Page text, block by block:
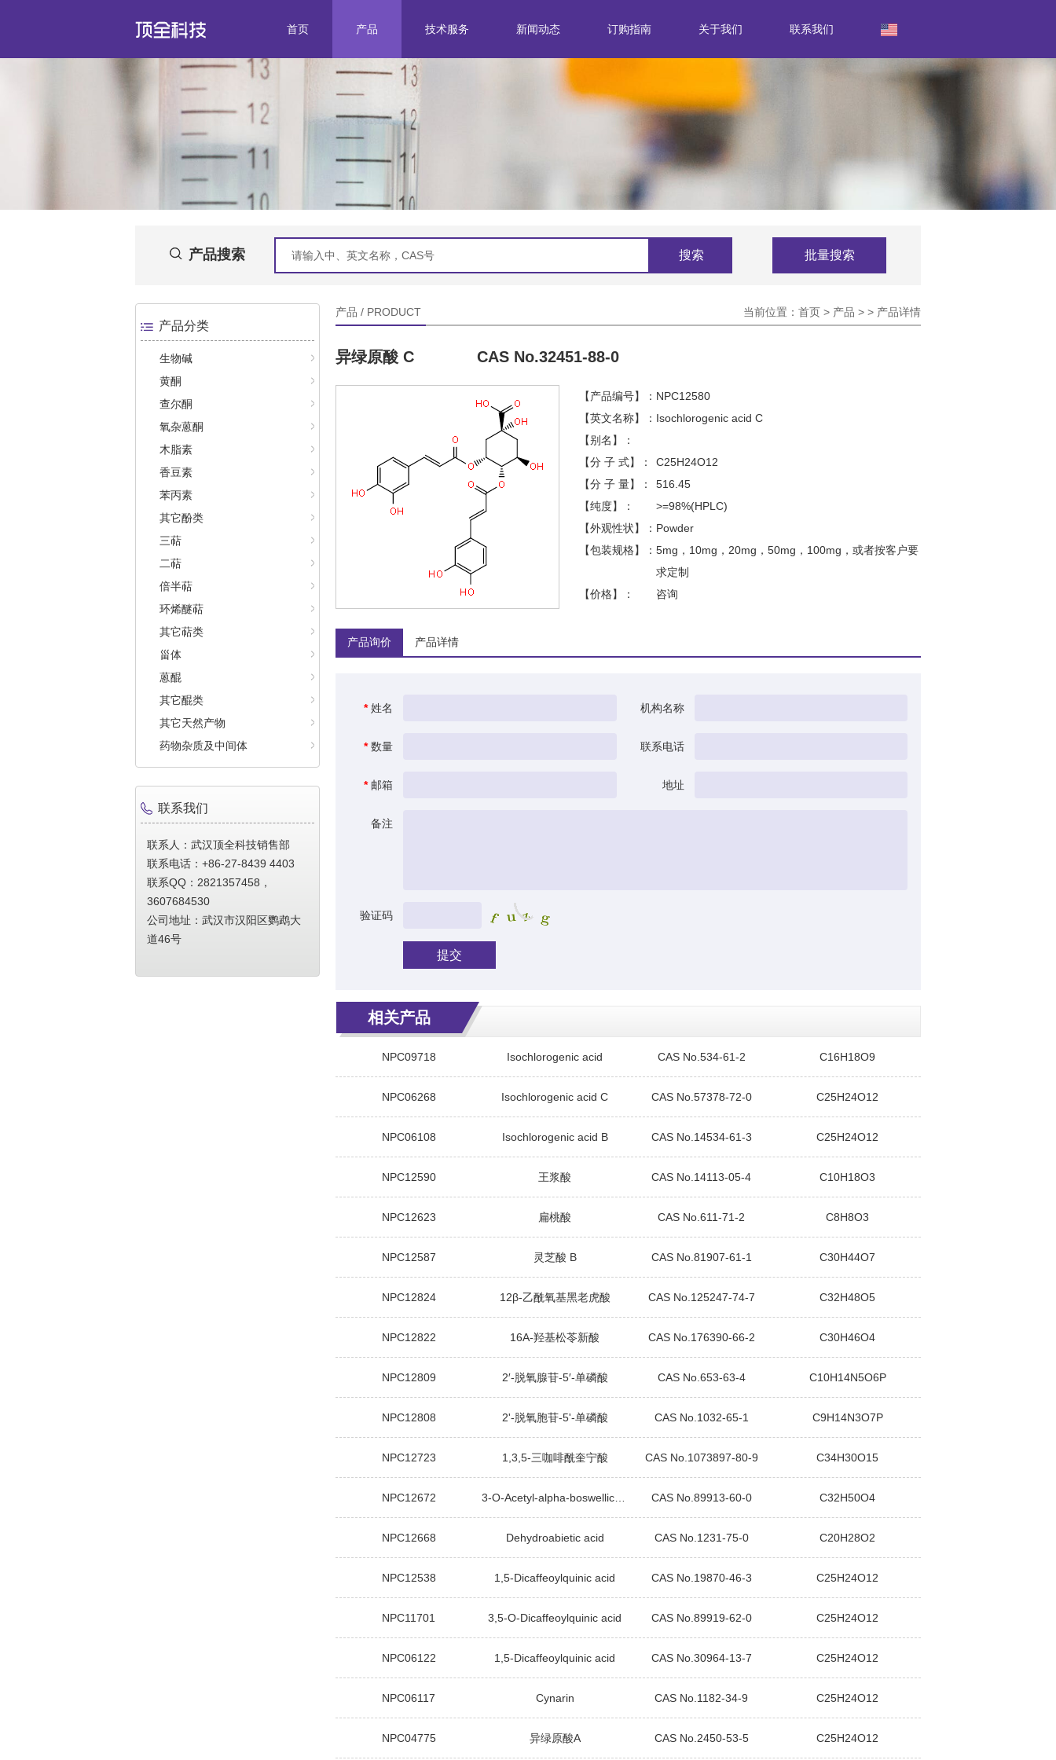
首页 产品 技术服务
分离纯化
标准研究
结构鉴定
产品定制
新闻动态 订购指南 关于我们 联系我们
产品搜索 搜索 批量搜索
产品分类
生物碱
黄酮
查尔酮
氧杂蒽酮
木脂素
香豆素
苯丙素
其它酚类
三萜
二萜
倍半萜
环烯醚萜
其它萜类
甾体
蒽醌
其它醌类
其它天然产物
药物杂质及中间体
联系我们
联系人：武汉顶全科技销售部
联系电话：+86-27-8439 4403
联系QQ：2821357458，
3607684530
公司地址：武汉市汉阳区鹦鹉大
道46号
产品 / PRODUCT 当前位置： 首页 > 产品 > > 产品详情
异绿原酸 C CAS No.32451-88-0
【产品编号】： NPC12580
【英文名称】： Isochlorogenic acid C
【别名】：
【分 子 式】：
C25H24O12
【分 子 量】：
516.45
【纯度】：
>=98%(HPLC)
【外观性状】： Powder
【包装规格】： 5mg，10mg，20mg，50mg，100mg，或者按客户要
求定制
【价格】：
咨询
产品询价 产品详情
*姓名 机构名称
*数量 联系电话
*邮箱 地址
备注
验证码
提交
相关产品
NPC09718 Isochlorogenic acid CAS No.534-61-2 C16H18O9
NPC06268 Isochlorogenic acid C CAS No.57378-72-0 C25H24O12
NPC06108 Isochlorogenic acid B CAS No.14534-61-3 C25H24O12
NPC12590 王浆酸 CAS No.14113-05-4 C10H18O3
NPC12623 扁桃酸 CAS No.611-71-2 C8H8O3
NPC12587 灵芝酸 B CAS No.81907-61-1 C30H44O7
NPC12824 12β-乙酰氧基黑老虎酸 CAS No.125247-74-7 C32H48O5
NPC12822 16Α-羟基松苓新酸 CAS No.176390-66-2 C30H46O4
NPC12809 2′-脱氧腺苷-5′-单磷酸 CAS No.653-63-4 C10H14N5O6P
NPC12808 2'-脱氧胞苷-5'-单磷酸 CAS No.1032-65-1 C9H14N3O7P
NPC12723 1,3,5-三咖啡酰奎宁酸 CAS No.1073897-80-9 C34H30O15
NPC12672 CAS No.89913-60-0 C32H50O4
NPC12668 Dehydroabietic acid CAS No.1231-75-0 C20H28O2
NPC12538 1,5-Dicaffeoylquinic acid CAS No.19870-46-3 C25H24O12
NPC11701 3,5-O-Dicaffeoylquinic acid CAS No.89919-62-0 C25H24O12
NPC06122 1,5-Dicaffeoylquinic acid CAS No.30964-13-7 C25H24O12
NPC06117 Cynarin CAS No.1182-34-9 C25H24O12
NPC04775 异绿原酸A CAS No.2450-53-5 C25H24O12